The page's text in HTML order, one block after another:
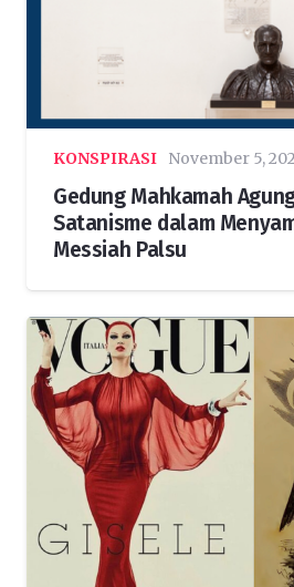
KONSPIRASI November 5,
Gedung Mahkamah
Satanisme dalam
Messiah Palsu